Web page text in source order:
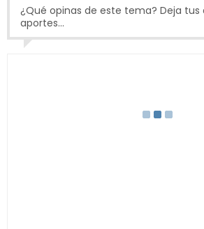
¿Qué opinas de este tema? Deja
aportes...